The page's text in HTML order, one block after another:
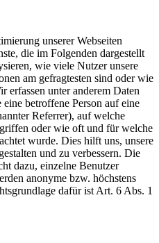
unserer Webseiten
die im Folgenden dargestellt
wie viele Nutzer unsere
am gefragtesten sind oder wie
erfassen unter anderem Daten
betroffene Person auf eine
Referrer), auf welche
oder wie oft und für welche
wurde. Dies hilft uns, unsere
und zu verbessern. Die
dazu, einzelne Benutzer
anonyme bzw. höchstens
dafür ist Art. 6 Abs. 1